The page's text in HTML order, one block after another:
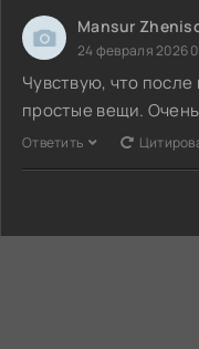
Mansur
24 февраля 2026
Чувствую, что
простые вещи.
Ответить